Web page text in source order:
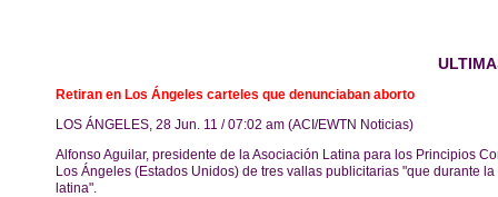
Retiran en Los Ángeles carteles que denunciaban aborto
LOS ÁNGELES, 28 Jun. 11 / 07:02 am (ACI/EWTN Noticias)
Alfonso Aguilar, presidente de la Asociación Latina para los Principios
Los Ángeles (Estados Unidos) de tres vallas publicitarias "que durante
latina".